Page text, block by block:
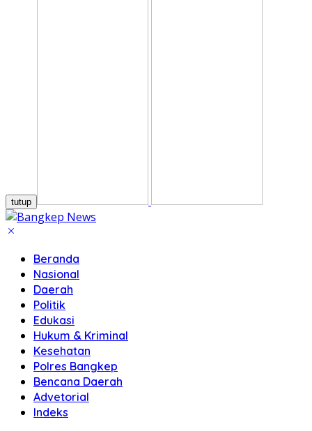
tutup
Beranda
Nasional
Daerah
Politik
Edukasi
Hukum & Kriminal
Kesehatan
Polres Bangkep
Bencana Daerah
Advetorial
Indeks